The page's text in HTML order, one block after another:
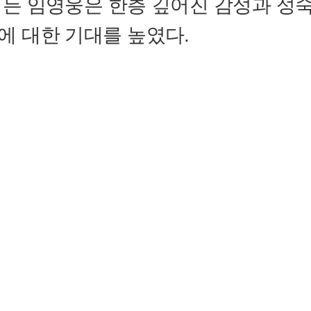
임영웅은 한층 깊어진 감성과 성
대한 기대를 높였다.